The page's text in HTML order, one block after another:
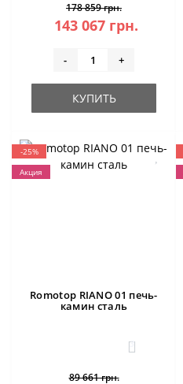
178 859 грн.
143 067 грн.
- +
КУПИТЬ
-25%
Акция
Romotop RIANO 01 печь-
камин сталь
3
89 661 грн.